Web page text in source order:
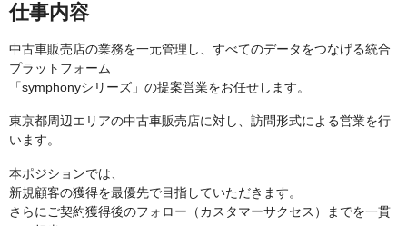
仕事内容
中古車販売店の業務を一元管理し、すべてのデータをつなげる統合
プラットフォーム
「symphonyシリーズ」の提案営業をお任せします。
東京都周辺エリアの中古車販売店に対し、訪問形式による営業を行
います。
本ポジションでは、
新規顧客の獲得を最優先で目指していただきます。
さらにご契約獲得後のフォロー（カスタマーサクセス）までを一貫